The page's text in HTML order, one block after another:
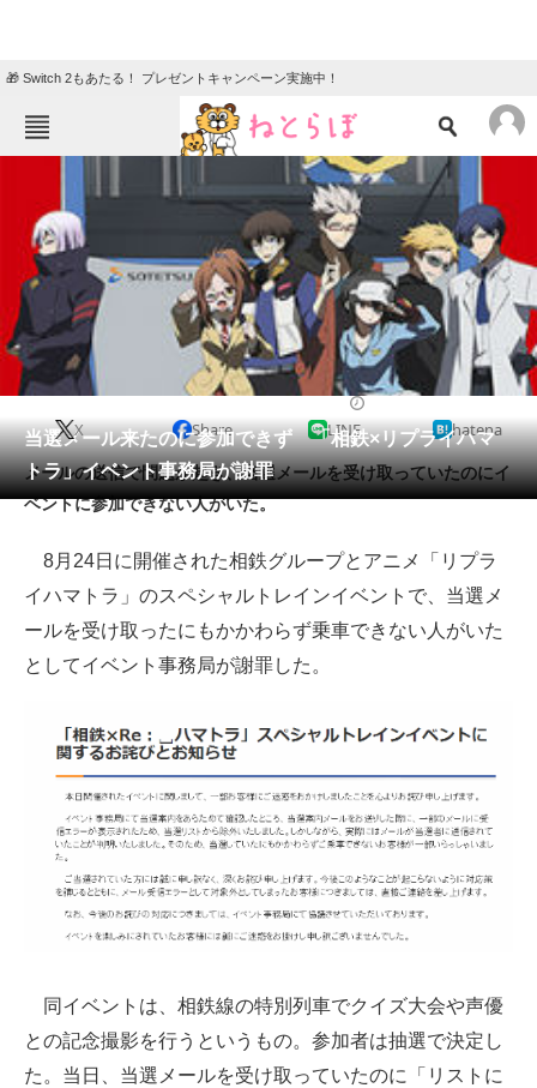
🎁 Switch 2もあたる！ プレゼントキャンペーン実施中！
ニュース
エンタメ クイズ
グルメ 地域
住まい 教育・育児
動物 リサーチ
会員記事
メディア
ITの今と未来を見通す
スマホと通信の最新トレンド
好きが集まる 比べて選べる
ビジネスと働き方のヒント
AI活用のいまが分かる
企業ITのトレンドを詳説
マーケ×ITの今がよく分かる
ITエンジニア向け専門サイト
当選メール来たのに参加できず 「相鉄×リプライハマ
トラ」イベント事務局が謝罪
X Share LINE hatena
メールの送信で問題が起き、当選メールを受け取っていたのにイ
ベントに参加できない人がいた。
8月24日に開催された相鉄グループとアニメ「リプラ
イハマトラ」のスペシャルトレインイベントで、当選メ
ールを受け取ったにもかかわらず乗車できない人がいた
としてイベント事務局が謝罪した。
同イベントは、相鉄線の特別列車でクイズ大会や声優
との記念撮影を行うというもの。参加者は抽選で決定し
た。当日、当選メールを受け取っていたのに「リストに